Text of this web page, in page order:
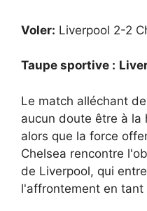
Voler: Liverpool 2-2
Taupe sportive :
Le match alléchant
aucun doute être à
alors que la force
Chelsea rencontre
de Liverpool, qui
l'affrontement en tant